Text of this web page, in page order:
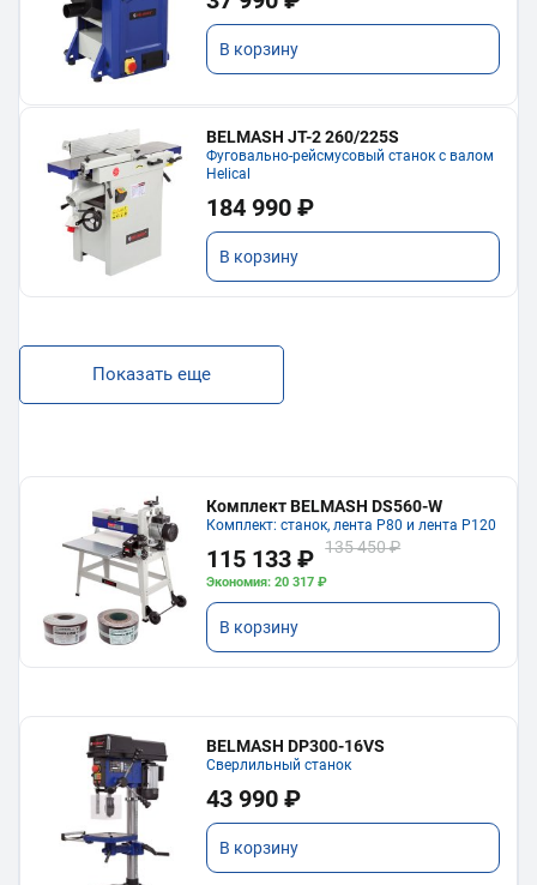
В корзину
BELMASH JT-2 260/225S
Фуговально-рейсмусовый станок с валом
Helical
184 990 ₽
В корзину
Показать еще
Комплект BELMASH DS560-W
Комплект: станок, лента P80 и лента P120
115 133 ₽ 135 450 ₽
Экономия: 20 317 ₽
В корзину
BELMASH DP300-16VS
Сверлильный станок
43 990 ₽
В корзину